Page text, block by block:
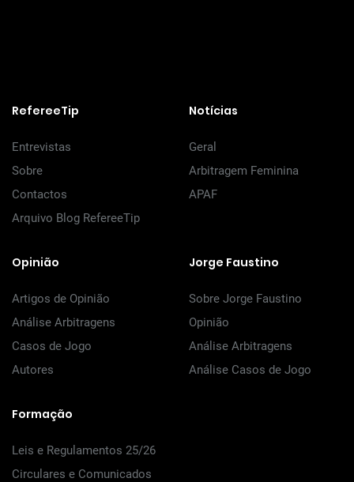
RefereeTip
Entrevistas
Sobre
Contactos
Arquivo Blog RefereeTip
Notícias
Geral
Arbitragem Feminina
APAF
Opinião
Artigos de Opinião
Análise Arbitragens
Casos de Jogo
Autores
Jorge Faustino
Sobre Jorge Faustino
Opinião
Análise Arbitragens
Análise Casos de Jogo
Formação
Leis e Regulamentos 25/26
Circulares e Comunicados